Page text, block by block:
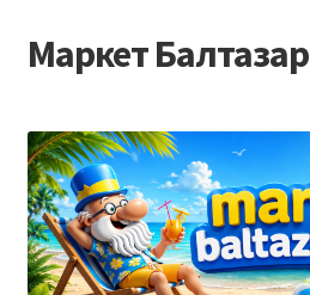
Skip
to
Skip
to
Маркет Балтазар
Checkout
Homepage